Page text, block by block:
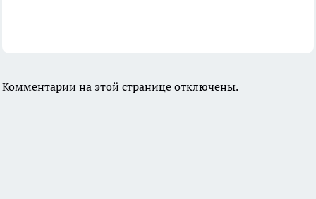
Комментарии на этой странице отключены.